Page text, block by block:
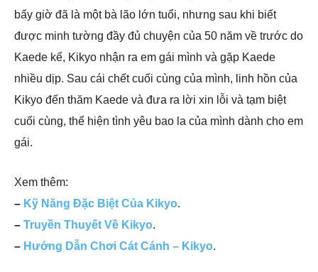
bấy giờ đã là một bà lão lớn tuổi, nhưng sau khi biết
được minh tường đầy đủ chuyện của 50 năm về trước do
Kaede kể, Kikyo nhận ra em gái mình và gặp Kaede
nhiều dịp. Sau cái chết cuối cùng của mình, linh hồn của
Kikyo đến thăm Kaede và đưa ra lời xin lỗi và tạm biệt
cuối cùng, thể hiện tình yêu bao la của mình dành cho em
gái.
Xem thêm:
– Kỹ Năng Đặc Biệt Của Kikyo.
– Truyền Thuyết Về Kikyo.
– Hướng Dẫn Chơi Cát Cánh – Kikyo.